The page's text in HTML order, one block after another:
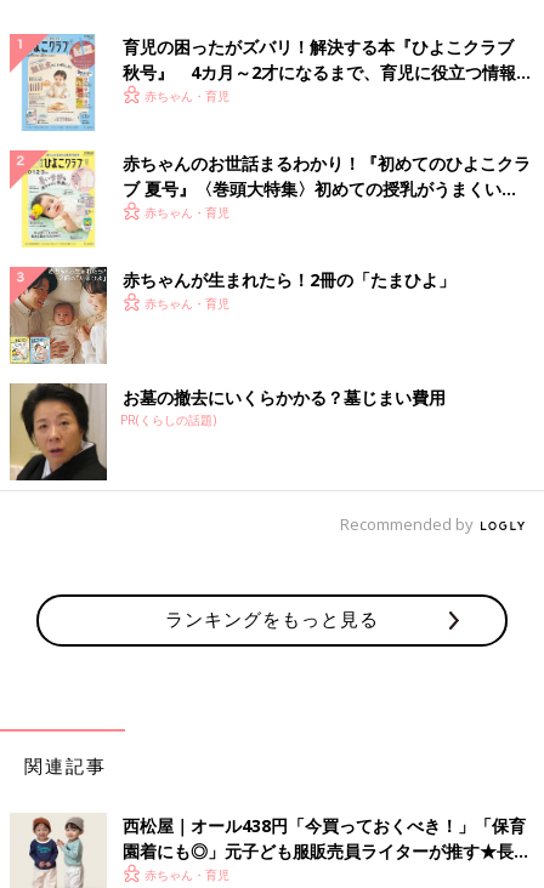
育児の困ったがズバリ！解決する本『ひよこクラブ
秋号』 4カ月～2才になるまで、育児に役立つ情報が
いっぱい！
赤ちゃん・育児
赤ちゃんのお世話まるわかり！『初めてのひよこクラ
ブ 夏号』〈巻頭大特集〉初めての授乳がうまくい
く！ おっぱい・ミルクの基本と夏のトラブル 解決テ
赤ちゃん・育児
赤ちゃんが生まれたら！2冊の「たまひよ」
赤ちゃん・育児
お墓の撤去にいくらかかる？墓じまい費用
PR(くらしの話題)
Recommended by
ランキングをもっと見る
関連記事
西松屋｜オール438円「今買っておくべき！」「保育
園着にも◎」元子ども服販売員ライターが推す★長袖
Tシャツ5選
赤ちゃん・育児